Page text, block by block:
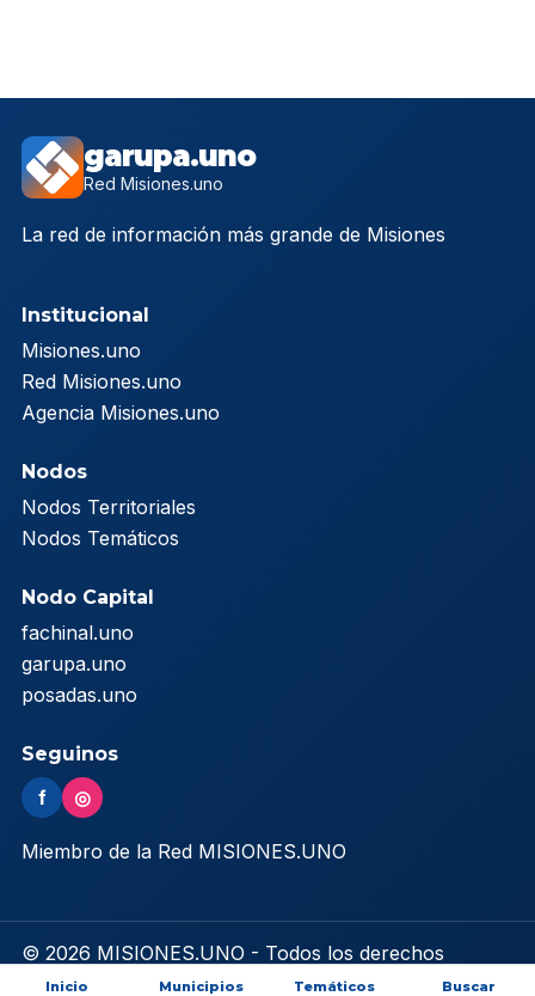
garupa.uno
Red Misiones.uno
La red de información más grande de Misiones
Institucional
Misiones.uno
Red Misiones.uno
Agencia Misiones.uno
Nodos
Nodos Territoriales
Nodos Temáticos
Nodo Capital
fachinal.uno
garupa.uno
posadas.uno
Seguinos
f ◎
Miembro de la Red MISIONES.UNO
© 2026 MISIONES.UNO - Todos los derechos
reservados
Inicio Municipios Temáticos Buscar